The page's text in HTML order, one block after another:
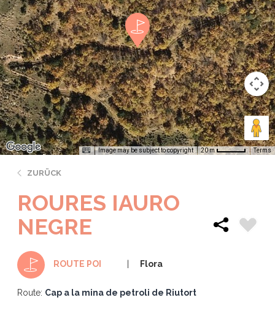
Image may be subject to copyright 20 m Terms
ZURÜCK
ROURES IAURO
NEGRE
ROUTE POI Flora
Route: Cap a la mina de petroli de Riutort